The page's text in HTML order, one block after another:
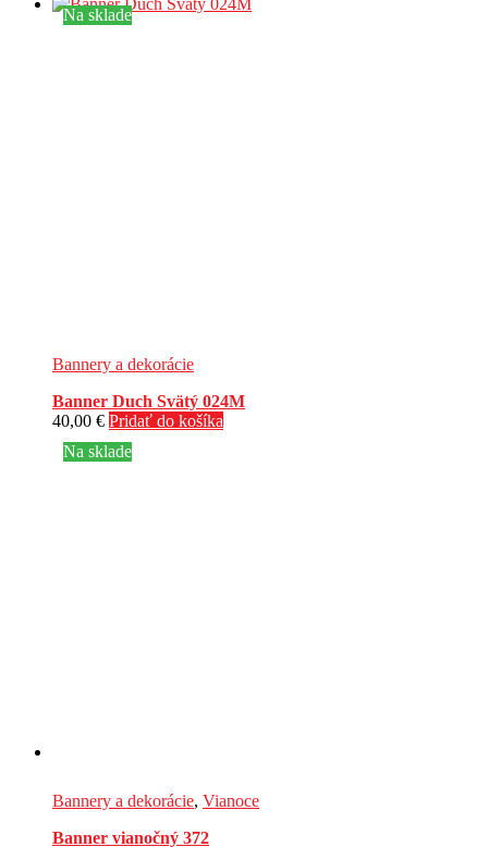
Na sklade
Bannery a dekorácie
Banner Duch Svätý 024M
40,00 € Pridať do košíka
Na sklade
Bannery a dekorácie, Vianoce
Banner vianočný 372